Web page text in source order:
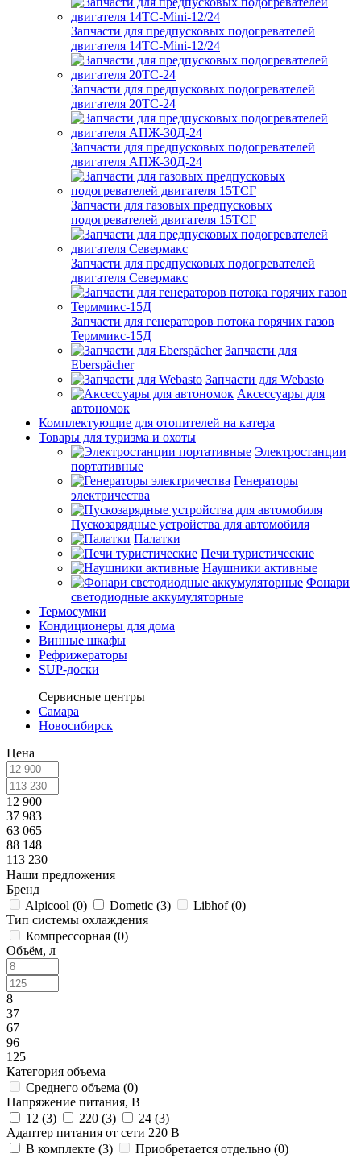
Запчасти для предпусковых подогревателей
двигателя 14ТС-Mini-12/24
Запчасти для предпусковых подогревателей
двигателя 20ТС-24
Запчасти для предпусковых подогревателей
двигателя АПЖ-30Д-24
Запчасти для газовых предпусковых
подогревателей двигателя 15ТСГ
Запчасти для предпусковых подогревателей
двигателя Севермакс
Запчасти для генераторов потока горячих газов
Терммикс-15Д
Запчасти для
Eberspächer
Запчасти для Webasto
Аксессуары для
автономок
Комплектующие для отопителей на катера
Товары для туризма и охоты
Электростанции
портативные
Генераторы
электричества
Пускозарядные устройства для автомобиля
Палатки
Печи туристические
Наушники активные
Фонари
светодиодные аккумуляторные
Термосумки
Кондиционеры для дома
Винные шкафы
Рефрижераторы
SUP-доски
Сервисные центры
Самара
Новосибирск
Цена
12 900
37 983
63 065
88 148
113 230
Наши предложения
Бренд
Alpicool (0) Dometic (3) Libhof (0)
Тип системы охлаждения
Компрессорная (0)
Объём, л
8
37
67
96
125
Категория объема
Среднего объема (0)
Напряжение питания, В
12 (3) 220 (3) 24 (3)
Адаптер питания от сети 220 В
В комплекте (3) Приобретается отдельно (0)